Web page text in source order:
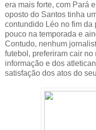
era mais forte, com Pará
oposto do Santos tinha
contundido Léo no fim da
pouco na temporada e
Contudo, nenhum
futebol, preferiram cair
informação e dos
satisfação dos atos do